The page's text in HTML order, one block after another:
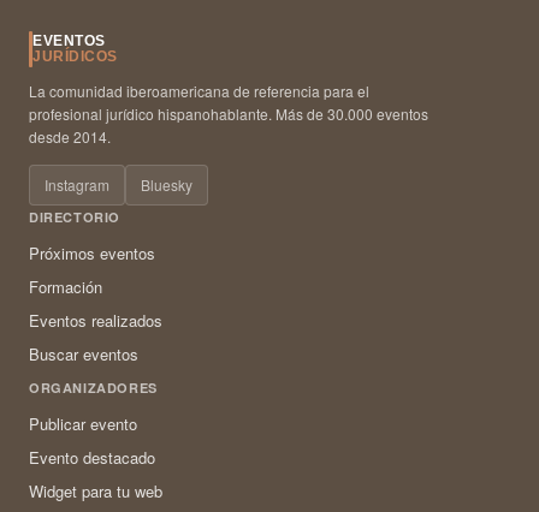
EVENTOS
JURÍDICOS
La comunidad iberoamericana de referencia para el
profesional jurídico hispanohablante. Más de 30.000 eventos
desde 2014.
Instagram Bluesky
DIRECTORIO
Próximos eventos
Formación
Eventos realizados
Buscar eventos
ORGANIZADORES
Publicar evento
Evento destacado
Widget para tu web